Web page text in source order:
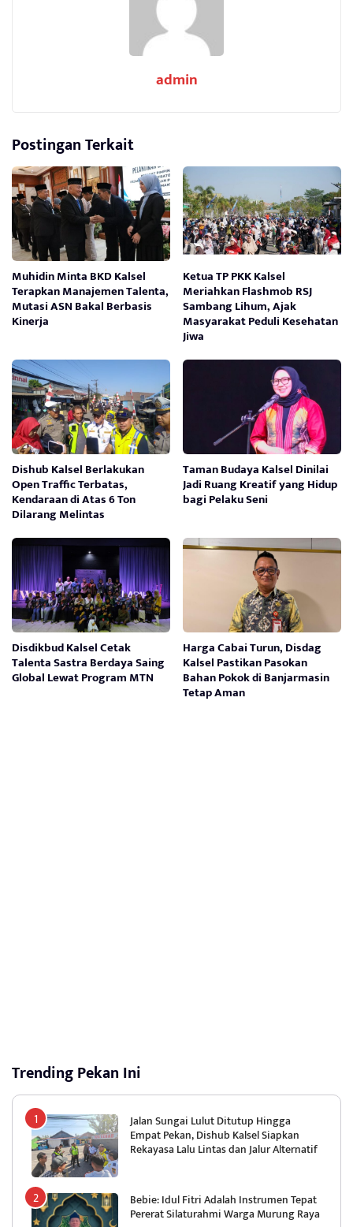
admin
Postingan Terkait
Muhidin Minta BKD Kalsel
Terapkan Manajemen Talenta,
Mutasi ASN Bakal Berbasis
Kinerja
Ketua TP PKK Kalsel
Meriahkan Flashmob RSJ
Sambang Lihum, Ajak
Masyarakat Peduli Kesehatan
Jiwa
Dishub Kalsel Berlakukan
Open Traffic Terbatas,
Kendaraan di Atas 6 Ton
Dilarang Melintas
Taman Budaya Kalsel Dinilai
Jadi Ruang Kreatif yang Hidup
bagi Pelaku Seni
Disdikbud Kalsel Cetak
Talenta Sastra Berdaya Saing
Global Lewat Program MTN
Harga Cabai Turun, Disdag
Kalsel Pastikan Pasokan
Bahan Pokok di Banjarmasin
Tetap Aman
Sesuaikan Jam Operasional
Ramadan Berkah: Mengapa Polres
Tabalong ‘Turun ke Jalan’ Setiap Sore?
Pembinaan Mental ASN, Dinas Koperasi
dan UKM Kalsel Perkuat Pemahaman